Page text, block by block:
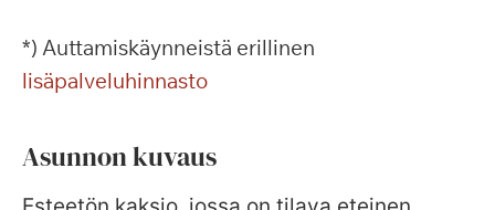
*) Auttamiskäynneistä erillinen
lisäpalveluhinnasto
Asunnon kuvaus